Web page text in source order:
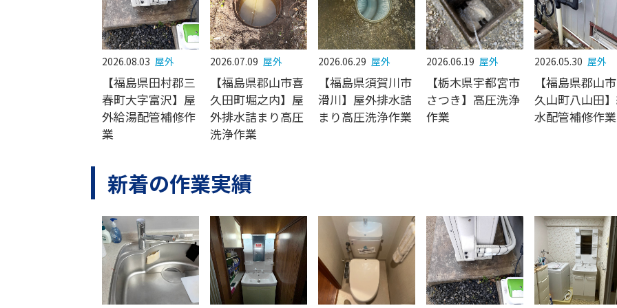
2026.08.03 屋外
【福島県田村郡三
春町大字富沢】屋
外給湯配管補修作
業
2026.07.09 屋外
【福島県郡山市喜
久田町堀之内】屋
外排水詰まり高圧
洗浄作業
2026.06.29 屋外
【福島県須賀川市
滑川】屋外排水詰
まり高圧洗浄作業
2026.06.19 屋外
【栃木県宇都宮市
さつき】高圧洗浄
作業
2026.05.30 屋外
【福島県郡山
久山町八山田
水配管補修作業
新着の作業実績